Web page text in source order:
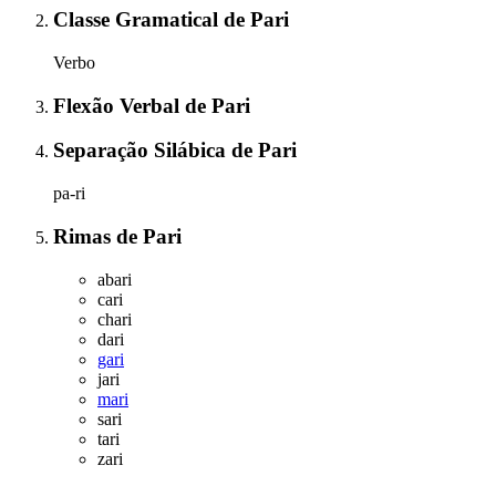
Classe Gramatical de Pari
Verbo
Flexão Verbal de Pari
Separação Silábica de Pari
pa-ri
Rimas de Pari
abari
cari
chari
dari
gari
jari
mari
sari
tari
zari